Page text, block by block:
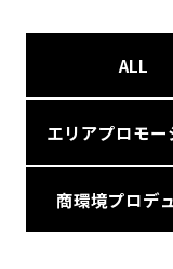
ALL
エリアプロモー
商環境プロデ